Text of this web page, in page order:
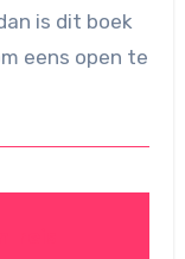
is dit boek
eens open te